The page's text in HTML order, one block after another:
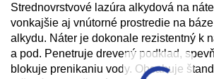
Strednovrstvové lazúra alkydová na
vonkajšie aj vnútorné prostredie na
alkydu. Náter je dokonale rezistentný k
a pod. Penetruje drevený podklad,
blokuje prenikaniu vody. Obsahuje